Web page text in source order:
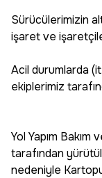
Sürücülerimizin
işaret ve
Acil durumlarda
ekiplerimiz
Yol Yapım Bakım
tarafından
nedeniyle